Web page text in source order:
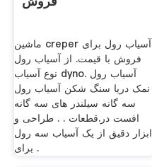
ماشین creper آسیاب رول برای
فروش با قیمت. از آسیاب رول
نوع آسیاب dyno. آسیاب رول
نمک دریا سنگ شکن آسیاب رول
سه گانه سیلندر های سه گانه
افست در.قطعات . . طراحی و
ابزار دقیق از یک آسیاب سه رول
برای .